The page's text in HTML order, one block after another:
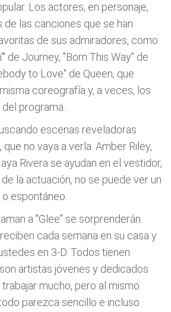
Los actores, en personaje,
las canciones que se han
de sus admiradores, como
de Journey, "Born This Way" de
to Love" de Queen, que
coreografía y, a veces, los
programa.
escenas reveladoras
no vaya a verla. Amber Riley,
Rivera se ayudan en el vestidor,
la actuación, no se puede ver un
espontáneo.
a "Glee" se sorprenderán.
cada semana en su casa y
en 3-D. Todos tienen
artistas jóvenes y dedicados
mucho, pero al mismo
parezca sencillo e incluso